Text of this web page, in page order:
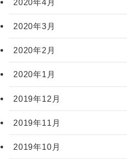
2020年4月
2020年3月
2020年2月
2020年1月
2019年12月
2019年11月
2019年10月